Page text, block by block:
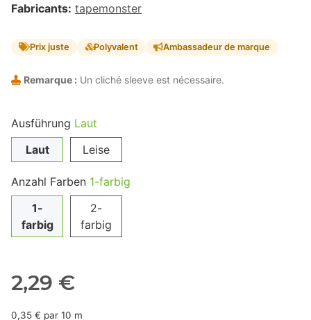
Fabricants: tapemonster
Prix juste Polyvalent Ambassadeur de marque
Remarque : Un cliché sleeve est nécessaire.
Ausführung Laut
Laut
Leise
Anzahl Farben 1-farbig
1-
farbig
2-
farbig
2,29 €
0,35 € par 10 m